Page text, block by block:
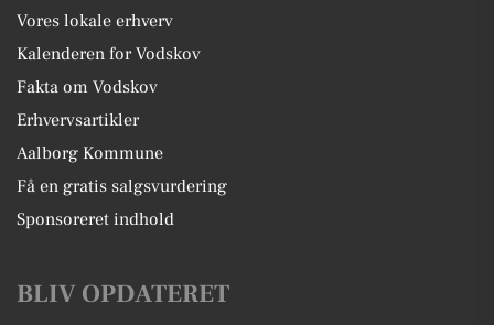
Vores lokale erhverv
Kalenderen for Vodskov
Fakta om Vodskov
Erhvervsartikler
Aalborg Kommune
Få en gratis salgsvurdering
Sponsoreret indhold
BLIV OPDATERET